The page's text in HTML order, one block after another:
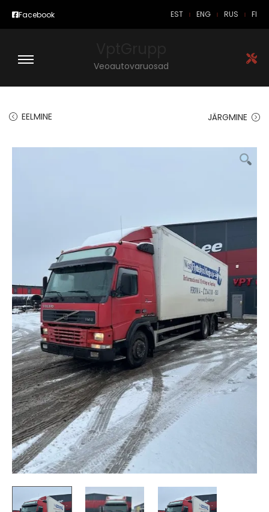
Facebook EST ENG RUS FI
Veoautovaruosad
EELMINE JÄRGMINE